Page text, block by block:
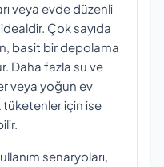
veya evde düzenli
Çok sayıda
basit bir depolama
Daha fazla su ve
veya yoğun ev
tüketenler için ise
senaryoları,